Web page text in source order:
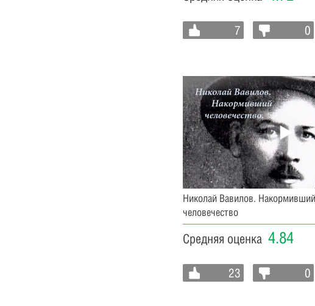
7 0
Николай Вавилов. Накормивший
человечество
Средняя оценка 4.84
23 0